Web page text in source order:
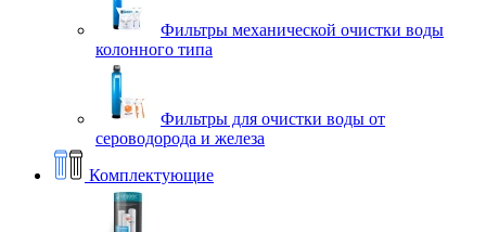
Фильтры механической очистки воды
колонного типа
Фильтры для очистки воды от
сероводорода и железа
Комплектующие